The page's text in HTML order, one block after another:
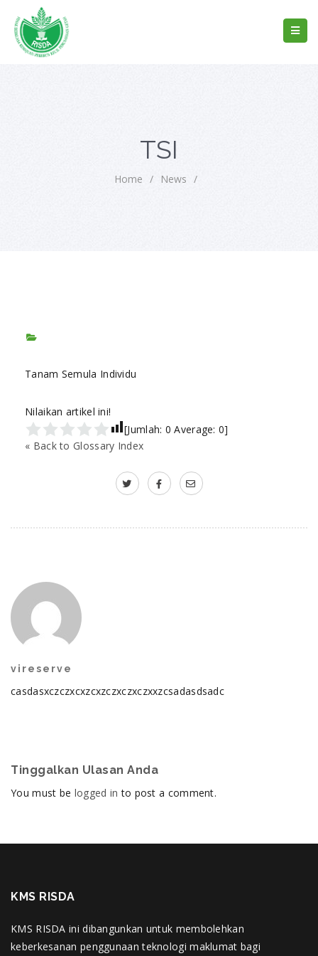
TSI
Home / News /
Tanam Semula Individu
Nilaikan artikel ini!
[Jumlah: 0 Average:0]
« Back to Glossary Index
vireserve
casdasxczczxcxzcxzczxczxczxxzcsadasdsadc
Tinggalkan Ulasan Anda
You must be logged in to post a comment.
KMS RISDA
KMS RISDA ini dibangunkan untuk membolehkan
keberkesanan penggunaan teknologi maklumat bagi